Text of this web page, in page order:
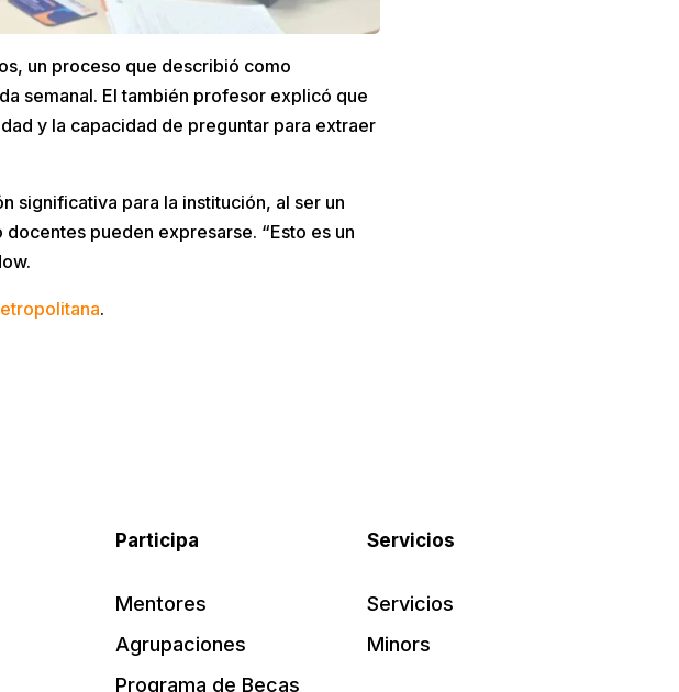
un proceso que describió como
semanal. El también profesor explicó que
y la capacidad de preguntar para extraer
significativa para la institución, al ser un
pueden expresarse. “Esto es un
.
Participa
Mentores
Agrupaciones
Programa de Becas
Servicios
Servicios
Minors